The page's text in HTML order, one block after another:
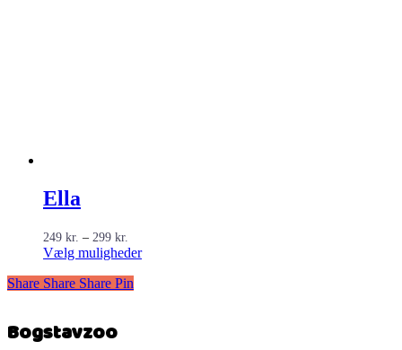
Ella
249 kr. – 299 kr.
249 kr.
til
299 kr.
Vælg mulighederDette
Share
Share Share Share Pin
Bogstavzoo